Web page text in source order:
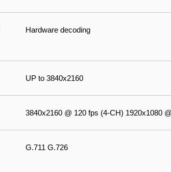
Hardware decoding
UP to 3840x2160
3840x2160 @ 120 fps (4-CH) 1920x1080
G.711 G.726